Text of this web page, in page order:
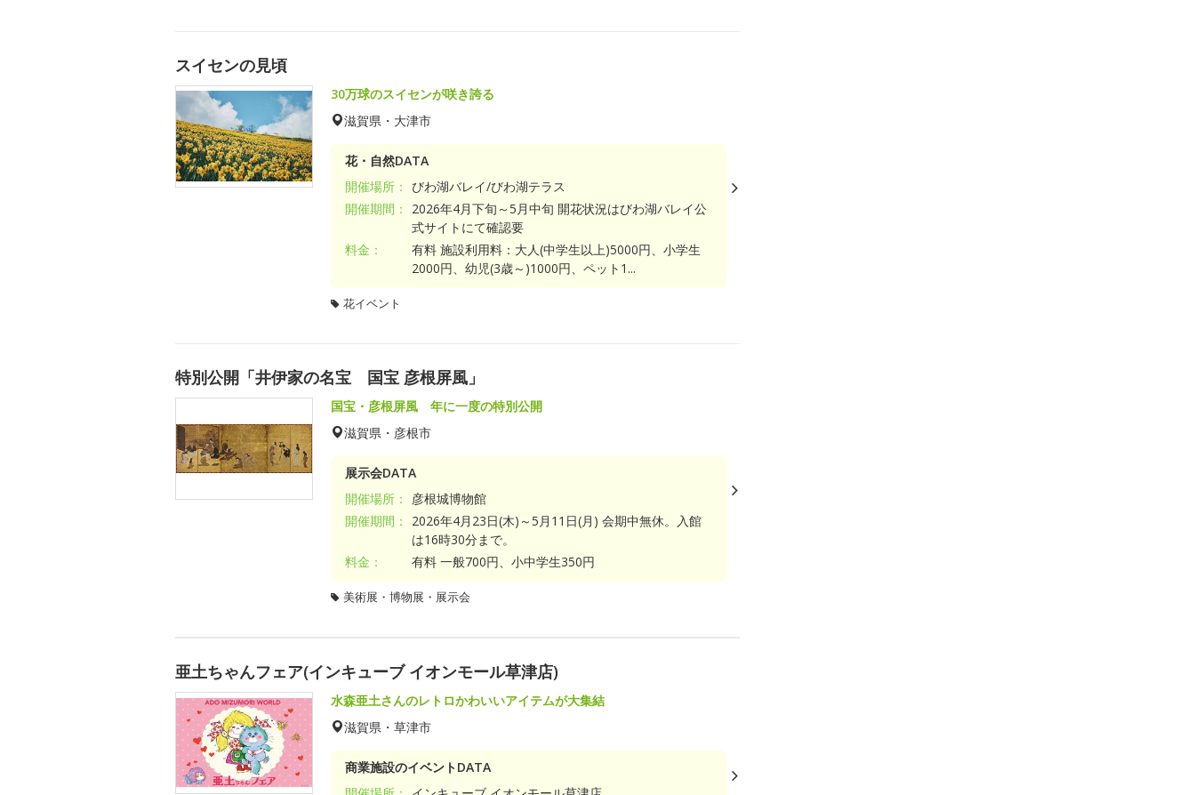
スイセンの見頃
30万球のスイセンが咲き誇る
滋賀県・大津市
花・自然DATA
開催場所： びわ湖バレイ/びわ湖テラス
開催期間：
2026年4月下旬～5月中旬 開花状況はびわ湖バレイ公
式サイトにて確認要
料金：
有料 施設利用料：大人(中学生以上)5000円、小学生
2000円、幼児(3歳～)1000円、ペット1...
花イベント
特別公開「井伊家の名宝 国宝 彦根屏風」
国宝・彦根屏風 年に一度の特別公開
滋賀県・彦根市
展示会DATA
開催場所：
彦根城博物館
開催期間：
2026年4月23日(木)～5月11日(月) 会期中無休。入館
は16時30分まで。
料金：
有料 一般700円、小中学生350円
美術展・博物展・展示会
亜土ちゃんフェア(インキューブ イオンモール草津店)
水森亜土さんのレトロかわいいアイテムが大集結
滋賀県・草津市
商業施設のイベントDATA